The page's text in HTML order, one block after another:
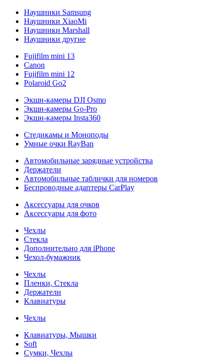
Наушники Samsung
Наушники XiaoMi
Наушники Marshall
Наушники другие
Fujifilm mini 13
Canon
Fujifilm mini 12
Polaroid Go2
Экшн-камеры DJI Osmo
Экшн-камеры Go-Pro
Экшн-камеры Insta360
Стедикамы и Моноподы
Умные очки RayBan
Автомобильные зарядные устройства
Держатели
Автомобильные таблички для номеров
Беспроводные адаптеры CarPlay
Аксессуары для очков
Аксессуары для фото
Чехлы
Стекла
Дополнительно для iPhone
Чехол-бумажник
Чехлы
Пленки, Стекла
Держатели
Клавиатуры
Чехлы
Клавиатуры, Мышки
Soft
Сумки, Чехлы